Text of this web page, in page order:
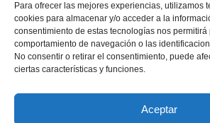
Para ofrecer las mejores experiencias, utilizamos
cookies para almacenar y/o acceder a la
consentimiento de estas tecnologías nos permitirá
comportamiento de navegación o las
No consentir o retirar el consentimiento, puede
ciertas características y funciones.
Aceptar
Inicio Biblioteca Parábolas
Esencia
Blog
Política de
Aviso legal
Política de